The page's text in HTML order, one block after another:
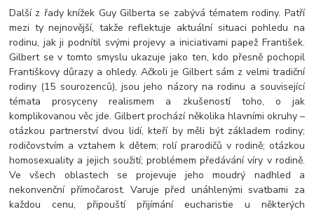
Další z řady knížek Guy Gilberta se zabývá tématem rodiny. Patří
mezi ty nejnovější, takže reflektuje aktuální situaci pohledu na
rodinu, jak ji podnítil svými projevy a iniciativami papež František.
Gilbert se v tomto smyslu ukazuje jako ten, kdo přesně pochopil
Františkovy důrazy a ohledy. Ačkoli je Gilbert sám z velmi tradiční
rodiny (15 sourozenců), jsou jeho názory na rodinu a související
témata prosyceny realismem a zkušeností toho, o jak
komplikovanou věc jde. Gilbert prochází několika hlavními okruhy –
otázkou partnerství dvou lidí, kteří by měli být základem rodiny;
rodičovstvím a vztahem k dětem; rolí prarodičů v rodině; otázkou
homosexuality a jejich soužití; problémem předávání víry v rodině.
Ve všech oblastech se projevuje jeho moudrý nadhled a
nekonvenční přímočarost. Varuje před unáhlenými svatbami za
každou cenu, připouští přijímání eucharistie u některých